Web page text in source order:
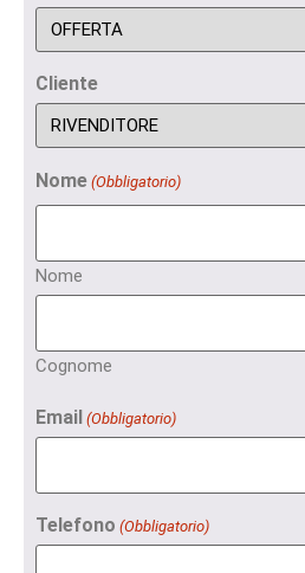
Cliente
Nome (Obbligatorio)
Nome
Cognome
Email (Obbligatorio)
Telefono (Obbligatorio)